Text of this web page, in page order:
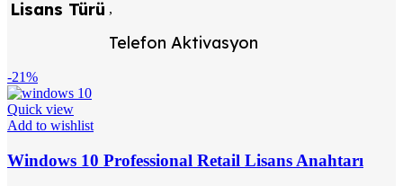
Lisans Türü ,
Telefon Aktivasyon
-21%
Quick view
Add to wishlist
Windows 10 Professional Retail Lisans Anahtarı